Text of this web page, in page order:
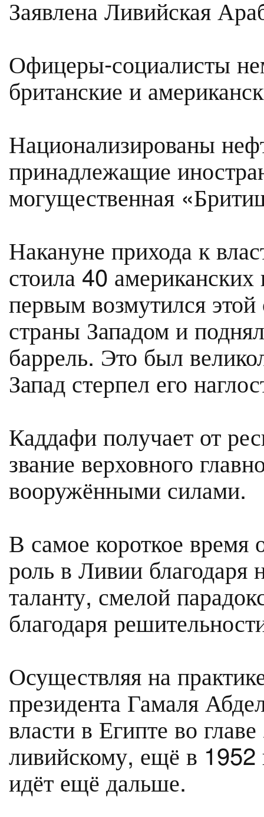
Заявлена Ливийская
Офицеры-социалисты
британские и
Национализированы
принадлежащие
могущественная
Накануне прихода к
стоила 40
первым возмутился этой
страны Западом и
баррель. Это был
Запад стерпел его
Каддафи получает от
звание верховного
вооружёнными силами.
В самое короткое время
роль в Ливии благодаря
таланту, смелой
благодаря
Осуществляя на
президента Гамаля
власти в Египте во
ливийскому, ещё в 1952
идёт ещё дальше.